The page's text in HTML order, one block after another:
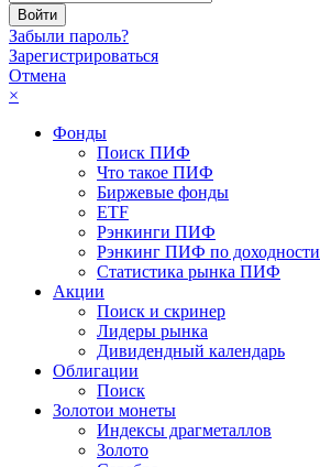
Забыли пароль?
Зарегистрироваться
Отмена
×
Фонды
Поиск ПИФ
Что такое ПИФ
Биржевые фонды
ETF
Рэнкинги ПИФ
Рэнкинг ПИФ по доходности
Статистика рынка ПИФ
Акции
Поиск и скринер
Лидеры рынка
Дивидендный календарь
Облигации
Поиск
Золотои монеты
Индексы драгметаллов
Золото